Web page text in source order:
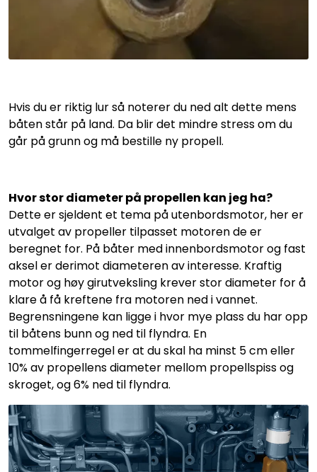
Hvis du er riktig lur så noterer du ned alt dette mens
båten står på land. Da blir det mindre stress om du
går på grunn og må bestille ny propell.
Hvor stor diameter på propellen kan jeg ha?
Dette er sjeldent et tema på utenbordsmotor, her er
utvalget av propeller tilpasset motoren de er
beregnet for. På båter med innenbordsmotor og fast
aksel er derimot diameteren av interesse. Kraftig
motor og høy girutveksling krever stor diameter for å
klare å få kreftene fra motoren ned i vannet.
Begrensningene kan ligge i hvor mye plass du har opp
til båtens bunn og ned til flyndra. En
tommelfingerregel er at du skal ha minst 5 cm eller
10% av propellens diameter mellom propellspiss og
skroget, og 6% ned til flyndra.